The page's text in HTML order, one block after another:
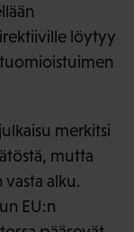
löytyy
tuomioistuimen
merkitsi
mutta
vasta alku.
EU:n